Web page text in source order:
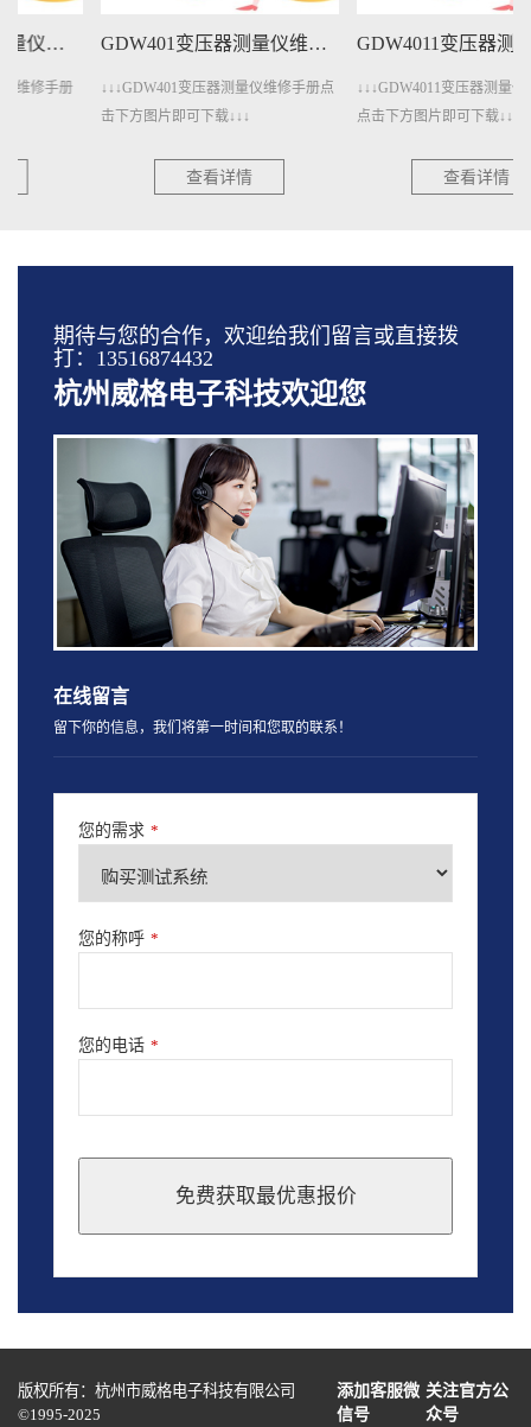
GDW401变压器测量仪维修手册下载
↓↓↓GDW401变压器测量仪维修手册点
击下方图片即可下载↓↓↓
GDW4011变压器测量仪维修手册下载
↓↓↓GDW4011变压器测量仪维修手册
点击下方图片即可下载↓↓↓
期待与您的合作，欢迎给我们留言或直接拨
打：13516874432
杭州威格电子科技欢迎您
在线留言
留下你的信息，我们将第一时间和您取的联系！
您的需求 *
您的称呼 *
您的电话 *
免费获取最优惠报价
should
blank
版权所有：杭州市威格电子科技有限公司
©1995-2025
添加客服微
信号
关注官方公
众号